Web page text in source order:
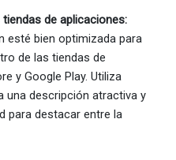
de aplicaciones:
esté bien optimizada para
de las tiendas de
y Google Play. Utiliza
una descripción atractiva y
para destacar entre la